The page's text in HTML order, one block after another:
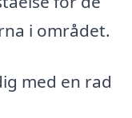
i området.
med en rad